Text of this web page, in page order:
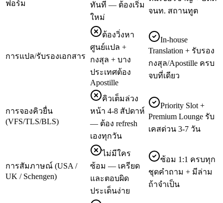
ฟอร์ม
ทันที — ต้องเริ่ม
ใหม่
จนท. สถานทูต
การแปล/รับรองเอกสาร
ต้องวิ่งหา
ศูนย์แปล +
กงสุล + บาง
ประเทศต้อง
Apostille
In-house
Translation + รับรอง
กงสุล/Apostille ครบ
จบที่เดียว
การจองคิวยื่น
(VFS/TLS/BLS)
คิวเต็มล่วง
หน้า 4-8 สัปดาห์
— ต้อง refresh
เองทุกวัน
Priority Slot +
Premium Lounge รับ
เคสด่วน 3-7 วัน
การสัมภาษณ์ (USA /
UK / Schengen)
ไม่มีใคร
ซ้อม — เครียด
และตอบผิด
ประเด็นง่าย
ซ้อม 1:1 ครบทุก
ชุดคำถาม + มีล่าม
ถ้าจำเป็น